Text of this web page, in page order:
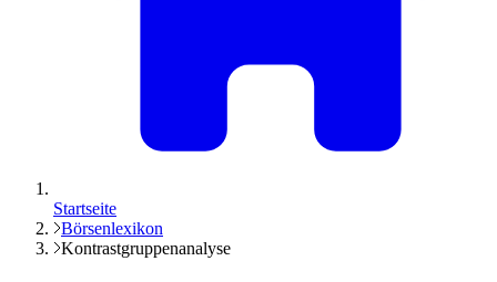
Startseite
Börsenlexikon
Kontrastgruppenanalyse